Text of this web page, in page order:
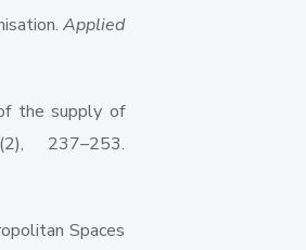
Applied
the supply of
237–253.
Spaces